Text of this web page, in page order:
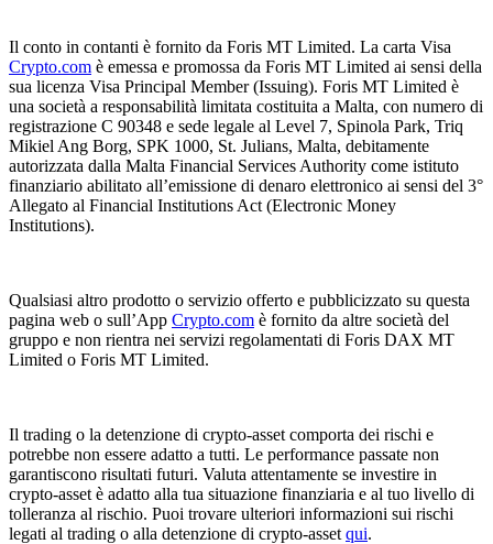
Il conto in contanti è fornito da Foris MT Limited. La carta Visa
Crypto.com è emessa e promossa da Foris MT Limited ai sensi della
sua licenza Visa Principal Member (Issuing). Foris MT Limited è
una società a responsabilità limitata costituita a Malta, con numero di
registrazione C 90348 e sede legale al Level 7, Spinola Park, Triq
Mikiel Ang Borg, SPK 1000, St. Julians, Malta, debitamente
autorizzata dalla Malta Financial Services Authority come istituto
finanziario abilitato all’emissione di denaro elettronico ai sensi del 3°
Allegato al Financial Institutions Act (Electronic Money
Institutions).
Qualsiasi altro prodotto o servizio offerto e pubblicizzato su questa
pagina web o sull’App Crypto.com è fornito da altre società del
gruppo e non rientra nei servizi regolamentati di Foris DAX MT
Limited o Foris MT Limited.
Il trading o la detenzione di crypto-asset comporta dei rischi e
potrebbe non essere adatto a tutti. Le performance passate non
garantiscono risultati futuri. Valuta attentamente se investire in
crypto-asset è adatto alla tua situazione finanziaria e al tuo livello di
tolleranza al rischio. Puoi trovare ulteriori informazioni sui rischi
legati al trading o alla detenzione di crypto-asset qui.